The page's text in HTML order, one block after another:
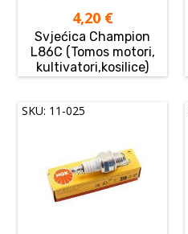
4,20 €
Svjećica Champion
L86C (Tomos motori,
kultivatori,kosilice)
SKU: 11-025